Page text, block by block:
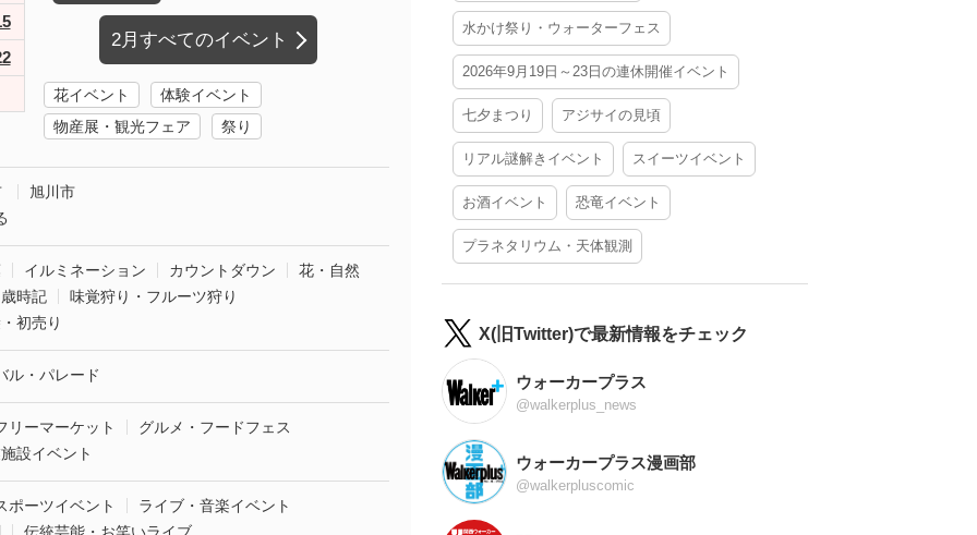
2月すべてのイベント
花イベント
体験イベント
物産展・観光フェア
祭り
旭川市
イルミネーション カウントダウン
花・自然
時記
味覚狩り・フルーツ狩り
初売り
ル・パレード
リーマーケット
グルメ・フードフェス
設イベント
ポーツイベント
ライブ・音楽イベント
水かけ祭り・ウォーターフェス
2026年9月19日～23日の連休開催イベント
七夕まつり アジサイの見頃
リアル謎解きイベント スイーツイベント
お酒イベント 恐竜イベント
プラネタリウム・天体観測
X(旧Twitter)で最新情報をチェック
ウォーカープラス
@walkerplus_news
ウォーカープラス漫画部
@walkerpluscomic